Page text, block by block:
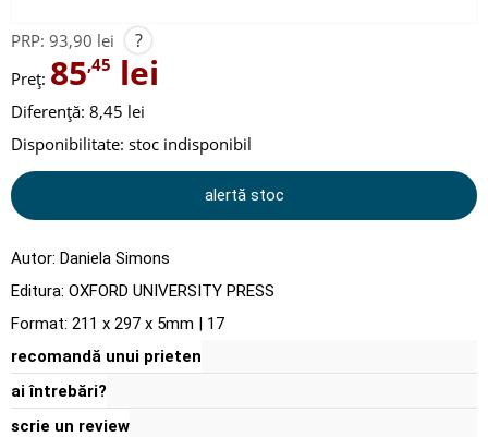
PRP: 93,90 lei ?
Preț: 85,45 lei
Diferență: 8,45 lei
Disponibilitate: stoc indisponibil
alertă stoc
Autor: Daniela Simons
Editura: OXFORD UNIVERSITY PRESS
Format: 211 x 297 x 5mm | 17
recomandă unui prieten
ai întrebări?
scrie un review